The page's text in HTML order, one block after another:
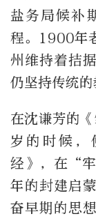
盐务局候补
程。1900年
州维持着拮
仍坚持传统的
在沈谦芳的
岁的时候
经》，在“
年的封建启
奋早期的思